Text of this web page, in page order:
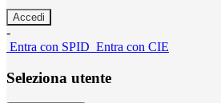
-
Entra con SPID Entra con CIE
Seleziona utente